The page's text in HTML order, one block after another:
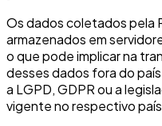
Os dados coletados pela
armazenados em
o que pode implicar na
desses dados fora do
a LGPD, GDPR ou a
vigente no respectivo